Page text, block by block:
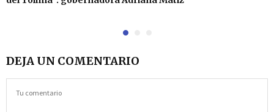
DEJA UN COMENTARIO